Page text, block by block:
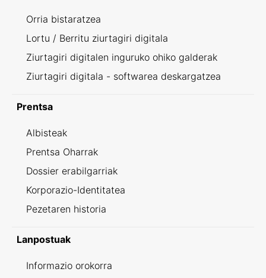
Orria bistaratzea
Lortu / Berritu ziurtagiri digitala
Ziurtagiri digitalen inguruko ohiko galderak
Ziurtagiri digitala - softwarea deskargatzea
Prentsa
Albisteak
Prentsa Oharrak
Dossier erabilgarriak
Korporazio-Identitatea
Pezetaren historia
Lanpostuak
Informazio orokorra